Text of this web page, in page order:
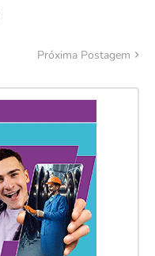
Próxima Postagem